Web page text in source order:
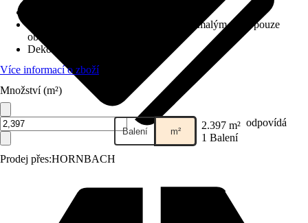
Prodej přes:HORNBACH
31 - Komerční prostory s malým nebo pouze
občasným používáním
Dekor / vzor
Více informací o zboží
Množství (m²)
Balení m² 2.397 m² odpovídá
1 Balení